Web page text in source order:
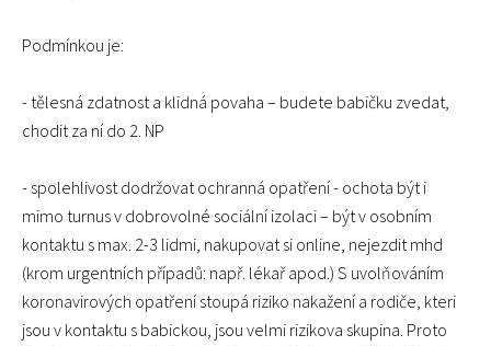
Podmínkou je:
- tělesná zdatnost a klidná povaha – budete babičku zvedat,
chodit za ní do 2. NP
- spolehlivost dodržovat ochranná opatření - ochota být i
mimo turnus v dobrovolné sociální izolaci – být v osobním
kontaktu s max. 2-3 lidmi, nakupovat si online, nejezdit mhd
(krom urgentních případů: např. lékař apod.) S uvolňováním
koronavirových opatření stoupá riziko nakažení a rodiče, kteri
jsou v kontaktu s babickou, jsou velmi rizikova skupina. Proto